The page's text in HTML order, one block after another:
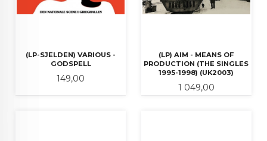
(LP-SJELDEN) VARIOUS -
GODSPELL
Pris
149,00
(LP) AIM - MEANS OF
PRODUCTION (THE SINGLES
1995-1998) (UK2003)
Pris
1 049,00